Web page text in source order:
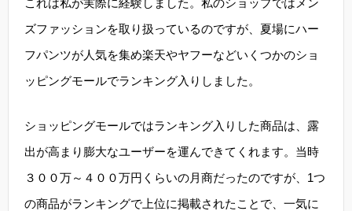
これは私が実際に経験しました。私のショップではメン
ズファッションを取り扱っているのですが、夏場にハー
フパンツが人気を集め楽天やヤフーなどいくつかのショ
ッピングモールでランキング入りしました。
ショッピングモールではランキング入りした商品は、露
出が高まり膨大なユーザーを運んできてくれます。当時
３００万～４００万円くらいの月商だったのですが、1つ
の商品がランキングで上位に掲載されたことで、一気に